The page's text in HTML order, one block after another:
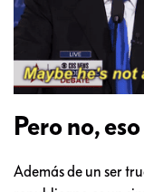
Pero no,
Además de un ser